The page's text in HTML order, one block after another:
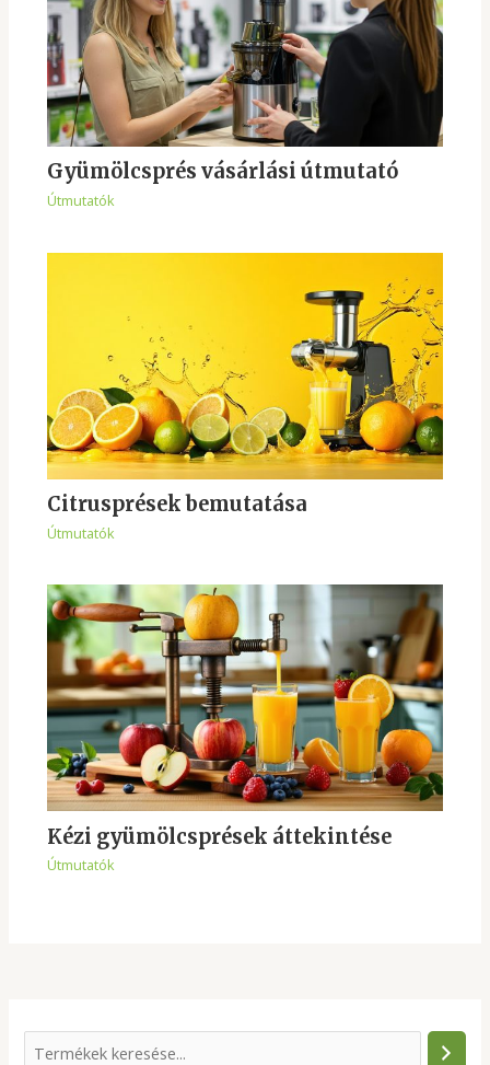
Gyümölcsprés vásárlási útmutató
Útmutatók
Citrusprések bemutatása
Útmutatók
Kézi gyümölcsprések áttekintése
Útmutatók